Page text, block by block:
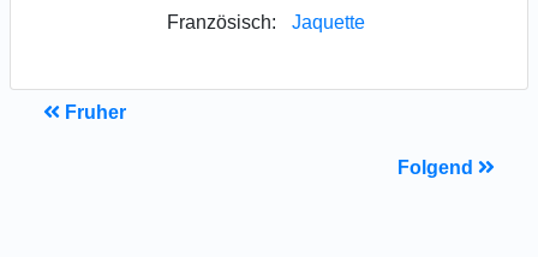
Französisch: Jaquette
Fruher
Folgend